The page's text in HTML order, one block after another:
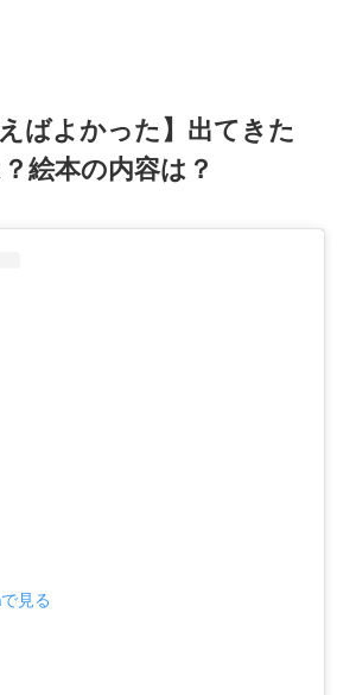
えばよかった】出てきた
絵本の内容は？
見る